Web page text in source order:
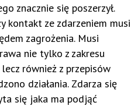
znacznie się poszerzył.
kontakt ze zdarzeniem musi
zagrożenia. Musi
nie tylko z zakresu
również z przepisów
działania. Zdarza się
się jaka ma podjąć